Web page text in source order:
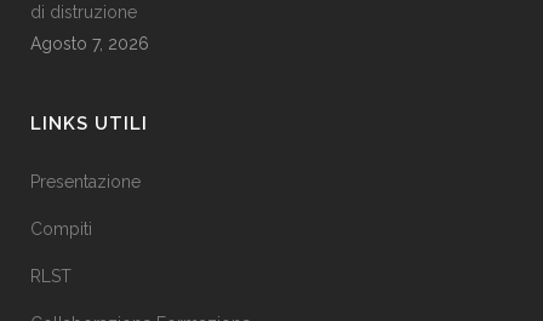
di distruzione
Agosto 7, 2026
LINKS UTILI
Presentazione
Compiti
RLST